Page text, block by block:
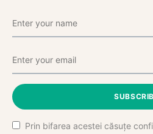
Prin bifarea acestei căsuțe